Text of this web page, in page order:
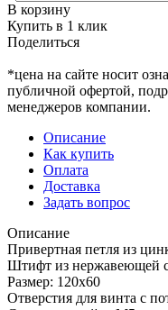
В корзину
Купить в 1 клик
Поделиться
*цена на сайте носит
публичной офертой,
менеджеров компании.
Описание
Как купить
Оплата
Доставка
Задать вопрос
Описание
Привертная петля из
Штифт из нержавеющей
Размер: 120х60
Отверстия для винта с